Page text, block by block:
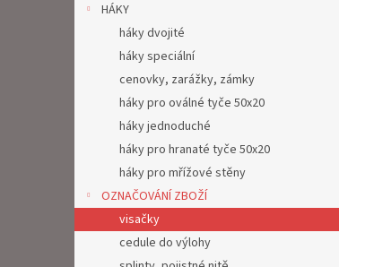
HÁKY
háky dvojité
háky speciální
cenovky, zarážky, zámky
háky pro oválné tyče 50x20
háky jednoduché
háky pro hranaté tyče 50x20
háky pro mřížové stěny
OZNAČOVÁNÍ ZBOŽÍ
visačky
cedule do výlohy